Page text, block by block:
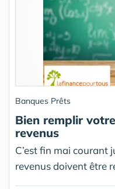
Banques Prêts
Bien remplir
revenus
C’est fin mai courant
revenus doivent être